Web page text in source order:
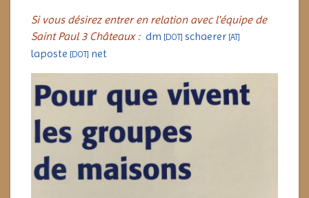
Si vous désirez entrer en relation avec l'équipe de
Saint Paul 3 Châteaux : dm [DOT] schaerer [AT]
laposte [DOT] net